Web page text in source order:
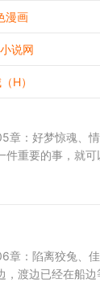
漫画
说网
H）
海妖姬 「秋
件重要的事，
人相助 接
渡边已经在船